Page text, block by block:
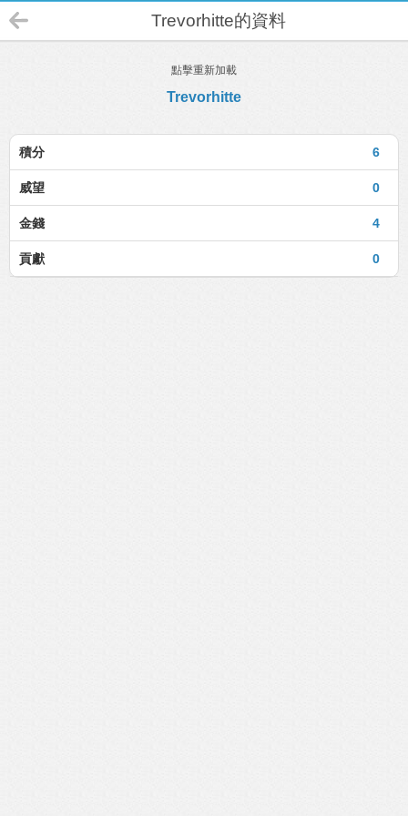
Trevorhitte的資料
點擊重新加載
Trevorhitte
6
積分
0
威望
4
金錢
0
貢獻